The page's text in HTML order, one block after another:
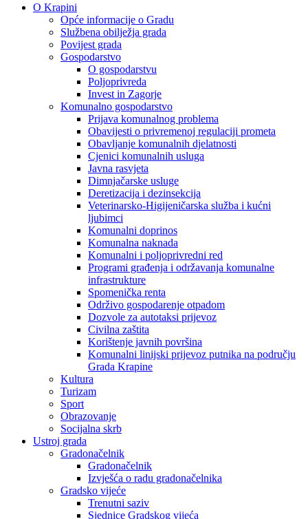
O Krapini
Opće informacije o Gradu
Službena obilježja grada
Povijest grada
Gospodarstvo
O gospodarstvu
Poljoprivreda
Invest in Zagorje
Komunalno gospodarstvo
Prijava komunalnog problema
Obavijesti o privremenoj regulaciji prometa
Obavljanje komunalnih djelatnosti
Cjenici komunalnih usluga
Javna rasvjeta
Dimnjačarske usluge
Deretizacija i dezinsekcija
Veterinarsko-Higijeničarska služba i kućni
ljubimci
Komunalni doprinos
Komunalna naknada
Komunalni i poljoprivredni red
Programi građenja i održavanja komunalne
infrastrukture
Spomenička renta
Održivo gospodarenje otpadom
Dozvole za autotaksi prijevoz
Civilna zaštita
Korištenje javnih površina
Komunalni linijski prijevoz putnika na području
Grada Krapine
Kultura
Turizam
Sport
Obrazovanje
Socijalna skrb
Ustroj grada
Gradonačelnik
Gradonačelnik
Izvješća o radu gradonačelnika
Gradsko vijeće
Trenutni saziv
Sjednice Gradskog vijeća